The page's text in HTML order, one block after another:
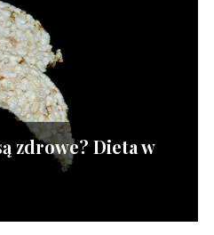
zdrowe? Dieta w